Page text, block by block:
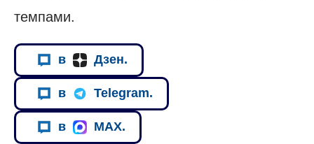
темпами.
в Дзен.
в Telegram.
в MAX.